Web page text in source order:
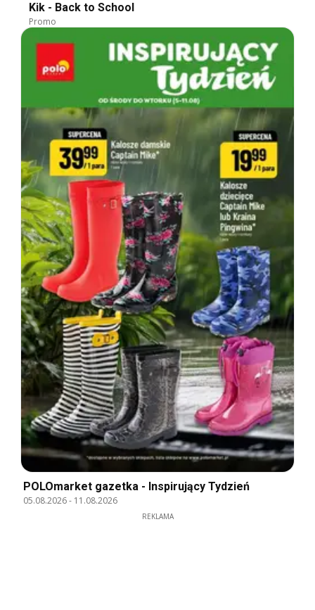
Kik - Back to School
Promo
POLOmarket gazetka - Inspirujący Tydzień
05.08.2026- 11.08.2026
REKLAMA